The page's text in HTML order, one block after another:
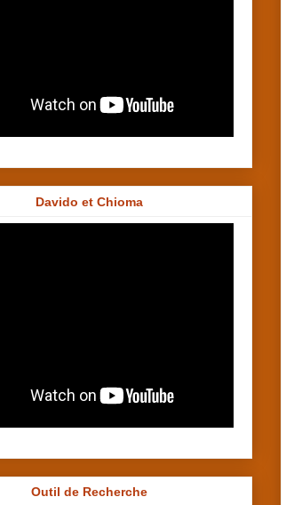
Davido et Chioma
Outil de Recherche